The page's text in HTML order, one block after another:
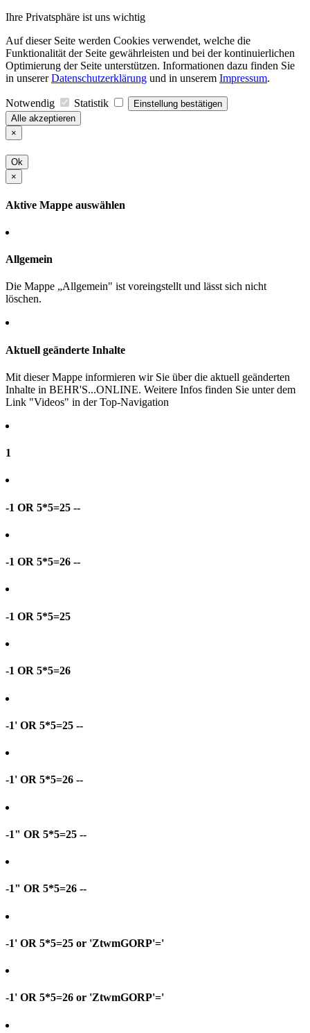
Ihre Privatsphäre ist uns wichtig
Auf dieser Seite werden Cookies verwendet, welche die
Funktionalität der Seite gewährleisten und bei der kontinuierlichen
Optimierung der Seite unterstützen. Informationen dazu finden Sie
in unsererDatenschutzerklärung und in unserem Impressum.
Notwendig Statistik
Einstellung bestätigen
Alle akzeptieren
×
Ok
×
Aktive Mappe auswählen
Allgemein
Die Mappe „Allgemein" ist voreingstellt und lässt sich nicht
löschen.
Aktuell geänderte Inhalte
Mit dieser Mappe informieren wir Sie über die aktuell geänderten
Inhalte in BEHR'S...ONLINE. Weitere Infos finden Sie unter dem
Link "Videos" in der Top-Navigation
1
-1 OR 5*5=25 --
-1 OR 5*5=26 --
-1 OR 5*5=25
-1 OR 5*5=26
-1' OR 5*5=25 --
-1' OR 5*5=26 --
-1" OR 5*5=25 --
-1" OR 5*5=26 --
-1' OR 5*5=25 or 'ZtwmGORP'='
-1' OR 5*5=26 or 'ZtwmGORP'='